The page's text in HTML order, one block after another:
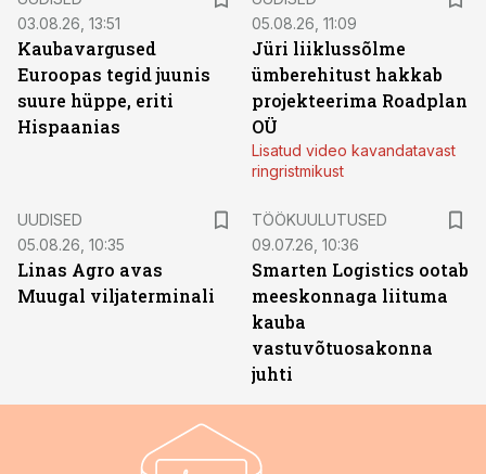
03.08.26, 13:51
Kaubavargused
Euroopas tegid juunis
suure hüppe, eriti
Hispaanias
05.08.26, 11:09
Jüri liiklussõlme
ümberehitust hakkab
projekteerima Roadplan
OÜ
Lisatud video kavandatavast
ringristmikust
UUDISED
05.08.26, 10:35
Linas Agro avas
Muugal viljaterminali
TÖÖKUULUTUSED
09.07.26, 10:36
Smarten Logistics ootab
meeskonnaga liituma
kauba
vastuvõtuosakonna
juhti